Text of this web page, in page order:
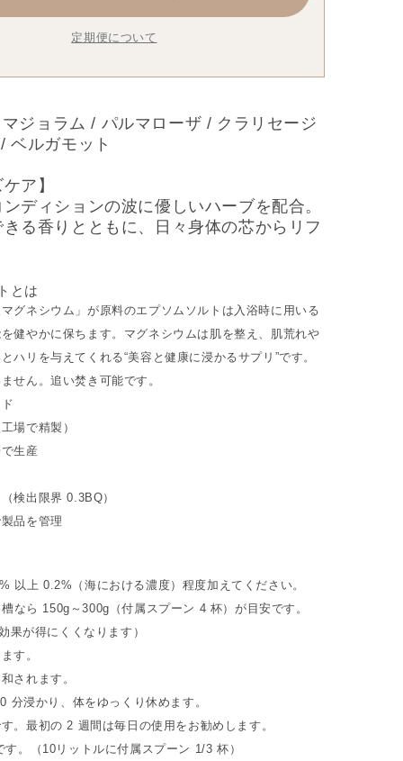
定期便について
ジョラム / パルマローザ / クラリセージ
ベルガモット
ア】
ディションの波に優しいハーブを配合。
る香りとともに、日々身体の芯からリフ
とは
グネシウム」が原料のエプソムソルトは入浴時に用いる
健やかに保ちます。マグネシウムは肌を整え、肌荒れや
ハリを与えてくれる“美容と健康に浸かるサプリ”です。
せん。追い焚き可能です。
工場で精製）
生産
（検出限界 0.3BQ）
品を管理
以上 0.2%（海における濃度）程度加えてください。
なら 150g～300g（付属スプーン 4 杯）が目安です。
果が得にくくなります）
す。
されます。
分浸かり、体をゆっくり休めます。
。最初の 2 週間は毎日の使用をお勧めします。
。（10リットルに付属スプーン 1/3 杯）